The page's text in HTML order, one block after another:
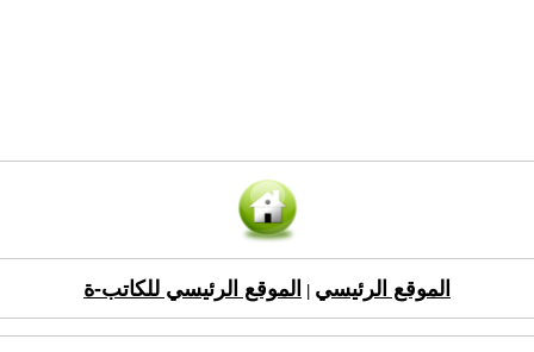
الموقع الرئيسي الموقع الرئيسي للكاتب-ة